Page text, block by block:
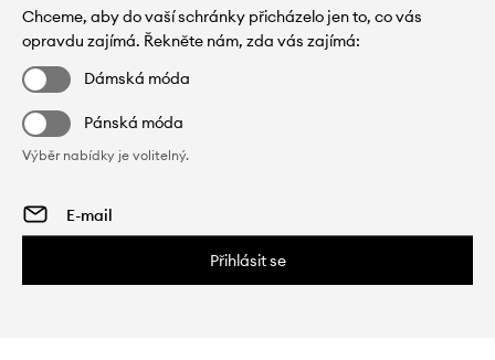
Chceme, aby do vaší schránky přicházelo jen to, co vás
opravdu zajímá. Řekněte nám, zda vás zajímá:
Dámská móda
Pánská móda
Výběr nabídky je volitelný.
Přihlásit se